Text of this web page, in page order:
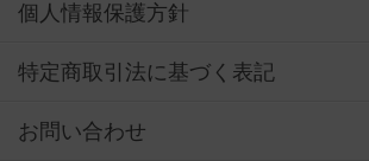
個人情報保護方針
特定商取引法に基づく表記
お問い合わせ